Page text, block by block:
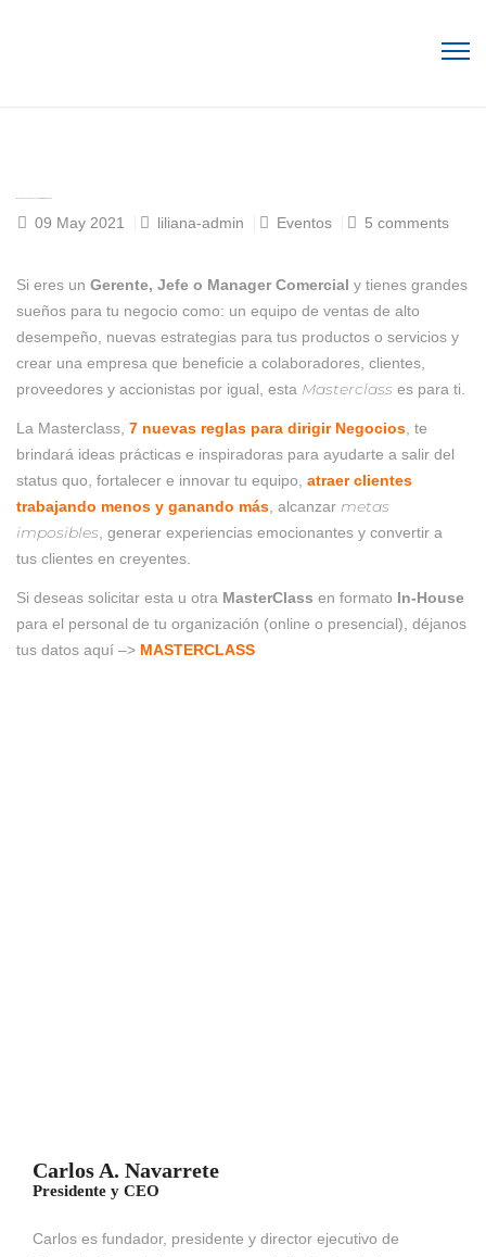
09 May 2021 liliana-admin Eventos 5 comments
Si eres un Gerente, Jefe o Manager Comercial y tienes grandes
sueños para tu negocio como: un equipo de ventas de alto
desempeño, nuevas estrategias para tus productos o servicios y
crear una empresa que beneficie a colaboradores, clientes,
proveedores y accionistas por igual, esta Masterclass es para ti.
La Masterclass, 7 nuevas reglas para dirigir Negocios , te
brindará ideas prácticas e inspiradoras para ayudarte a salir del
status quo, fortalecer e innovar tu equipo, atraer clientes
trabajando menos y ganando más , alcanzar metas
imposibles , generar experiencias emocionantes y convertir a
tus clientes en creyentes.
Si deseas solicitar esta u otra MasterClass en formato In-House
para el personal de tu organización (online o presencial), déjanos
tus datos aquí –> MASTERCLASS
Carlos A. Navarrete
Presidente y CEO
Carlos es fundador, presidente y director ejecutivo de